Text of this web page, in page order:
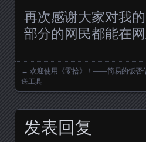
再次感谢大家对我
部分的网民都能在
Posts navigation
← 欢迎使用《零拾》！——简易的饭否
送工具
发表回复